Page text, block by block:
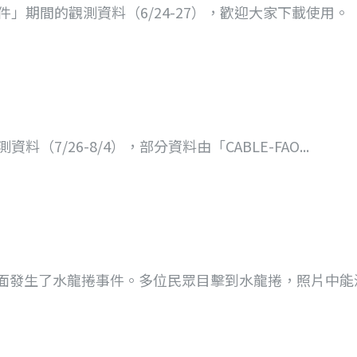
期間的觀測資料（6/24-27），歡迎大家下載使用。
料（7/26-8/4），部分資料由「CABLE-FAO...
生了水龍捲事件。多位民眾目擊到水龍捲，照片中能